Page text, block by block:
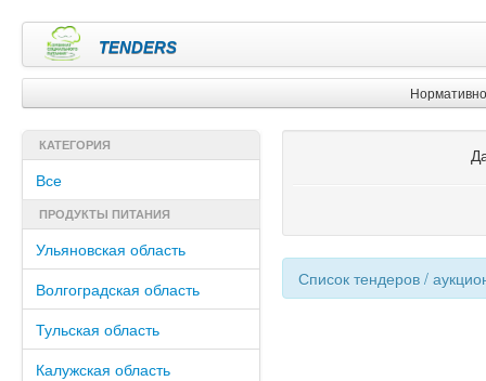
TENDERS
КАТЕГОРИЯ
Все
ПРОДУКТЫ ПИТАНИЯ
Ульяновская область
Волгоградская область
Тульская область
Калужская область
Список тендеров /